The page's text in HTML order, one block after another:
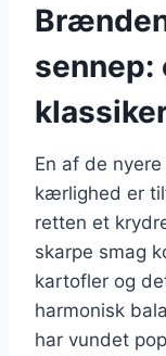
sennep:
En af de
kærlighed er
retten et
skarpe smag
kartofler og
harmonisk
har vundet